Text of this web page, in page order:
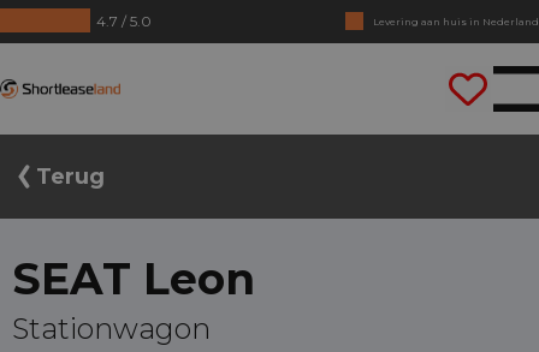
4.7 / 5.0
Levering aan huis in Nederland
Geen jaarcijfers nodig
Direct rijden
Terug
SEAT Leon
Stationwagon